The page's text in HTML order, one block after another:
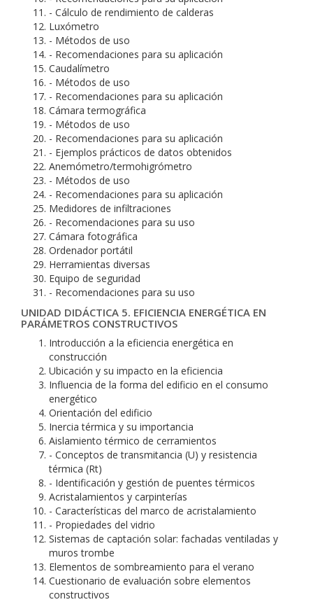
- Cálculo de rendimiento de calderas
Luxómetro
- Métodos de uso
- Recomendaciones para su aplicación
Caudalímetro
- Métodos de uso
- Recomendaciones para su aplicación
Cámara termográfica
- Métodos de uso
- Recomendaciones para su aplicación
- Ejemplos prácticos de datos obtenidos
Anemómetro/termohigrómetro
- Métodos de uso
- Recomendaciones para su aplicación
Medidores de infiltraciones
- Recomendaciones para su uso
Cámara fotográfica
Ordenador portátil
Herramientas diversas
Equipo de seguridad
- Recomendaciones para su uso
UNIDAD DIDÁCTICA 5. EFICIENCIA ENERGÉTICA EN
PARÁMETROS CONSTRUCTIVOS
Introducción a la eficiencia energética en
construcción
Ubicación y su impacto en la eficiencia
Influencia de la forma del edificio en el consumo
energético
Orientación del edificio
Inercia térmica y su importancia
Aislamiento térmico de cerramientos
- Conceptos de transmitancia (U) y resistencia
térmica (Rt)
- Identificación y gestión de puentes térmicos
Acristalamientos y carpinterías
- Características del marco de acristalamiento
- Propiedades del vidrio
Sistemas de captación solar: fachadas ventiladas y
muros trombe
Elementos de sombreamiento para el verano
Cuestionario de evaluación sobre elementos
constructivos